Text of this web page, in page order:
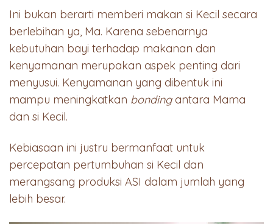
Ini bukan berarti memberi makan si Kecil secara
berlebihan ya, Ma. Karena sebenarnya
kebutuhan bayi terhadap makanan dan
kenyamanan merupakan aspek penting dari
menyusui. Kenyamanan yang dibentuk ini
mampu meningkatkan bonding antara Mama
dan si Kecil.
Kebiasaan ini justru bermanfaat untuk
percepatan pertumbuhan si Kecil dan
merangsang produksi ASI dalam jumlah yang
lebih besar.